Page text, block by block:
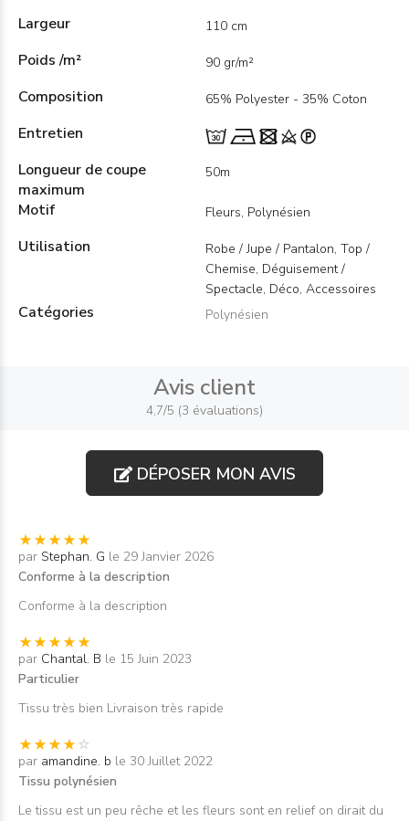
Largeur 110 cm
Poids /m² 90 gr/m²
Composition 65% Polyester - 35% Coton
Entretien
Longueur de coupe
maximum
50m
Motif Fleurs, Polynésien
Utilisation
Robe / Jupe / Pantalon, Top /
Chemise, Déguisement /
Spectacle, Déco, Accessoires
Catégories Polynésien
Avis client
4,7/5 (3 évaluations)
DÉPOSER MON AVIS
par Stephan. G le 29 Janvier 2026
Conforme à la description
Conforme à la description
par Chantal. B le 15 Juin 2023
Particulier
Tissu très bien Livraison très rapide
par amandine. b le 30 Juillet 2022
Tissu polynésien
Le tissu est un peu rêche et les fleurs sont en relief on dirait du